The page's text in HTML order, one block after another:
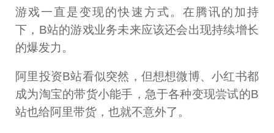
游戏一直是变现的快速方式。在腾讯的加持
下，B站的游戏业务未来应该还会出现持续增长
的爆发力。
阿里投资B站看似突然，但想想微博、小红书都
成为淘宝的带货小能手，急于各种变现尝试的B
站也给阿里带货，也就不意外了。